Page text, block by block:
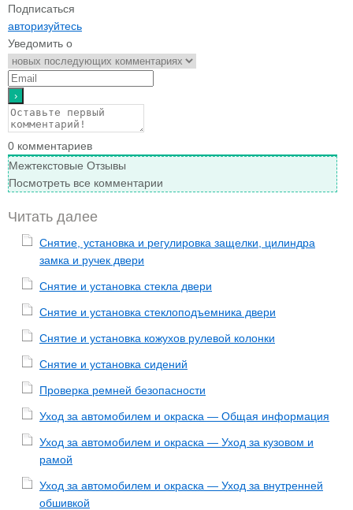
Подписаться
авторизуйтесь
Уведомить о
0 комментариев
Межтекстовые Отзывы
Посмотреть все комментарии
Читать далее
Снятие, установка и регулировка защелки, цилиндра
замка и ручек двери
Снятие и установка стекла двери
Снятие и установка стеклоподъемника двери
Снятие и установка кожухов рулевой колонки
Снятие и установка сидений
Проверка ремней безопасности
Уход за автомобилем и окраска — Общая информация
Уход за автомобилем и окраска — Уход за кузовом и
рамой
Уход за автомобилем и окраска — Уход за внутренней
обшивкой